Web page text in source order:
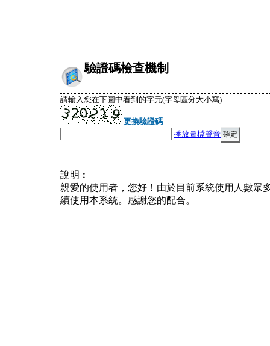
驗證碼檢查機制
請輸入您在下圖中看到的字元(字母區分大小寫)
更換驗證碼
播放圖檔聲音
說明︰
親愛的使用者，您好！由於目前系統使用人數眾
續使用本系統。感謝您的配合。